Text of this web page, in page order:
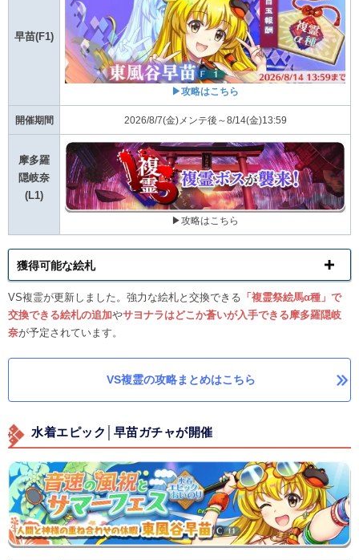
早苗(F1)
▶攻略はこちら
開催期間 2026/8/7(金)メンテ後～8/14(金)13:59
摩多羅
隠岐奈
(L1)
▶攻略はこちら
獲得可能な絵札
VS複霊が更新しました。強力な絵札と交換できる 「複霊祭絵馬α種」で
交換できる絵札の追加やサヨナラはどこか蒼いが入手できる摩多羅隠岐
奈が予定されています。
VS複霊の攻略まとめはこちら
水着エピック│早苗ガチャが開催